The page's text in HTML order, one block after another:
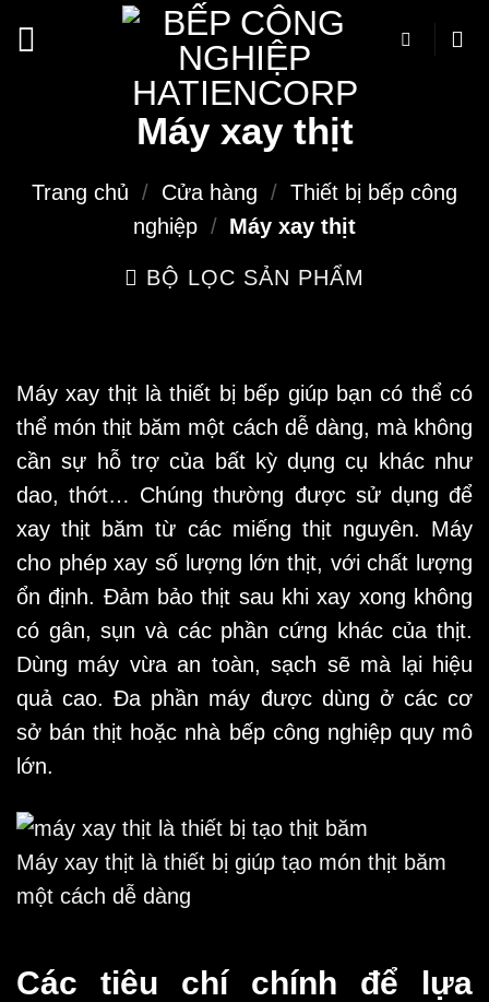
qua
Máy xay thịt
Trang chủ / Cửa hàng / Thiết bị bếp công
nghiệp / Máy xay thịt
BỘ LỌC SẢN PHẨM
Máy xay thịt là thiết bị bếp giúp bạn có thể có
thể món thịt băm một cách dễ dàng, mà không
cần sự hỗ trợ của bất kỳ dụng cụ khác như
dao, thớt… Chúng thường được sử dụng để
xay thịt băm từ các miếng thịt nguyên. Máy
cho phép xay số lượng lớn thịt, với chất lượng
ổn định. Đảm bảo thịt sau khi xay xong không
có gân, sụn và các phần cứng khác của thịt.
Dùng máy vừa an toàn, sạch sẽ mà lại hiệu
quả cao. Đa phần máy được dùng ở các cơ
sở bán thịt hoặc nhà bếp công nghiệp quy mô
lớn.
Máy xay thịt là thiết bị giúp tạo món thịt băm
một cách dễ dàng
Các tiêu chí chính để lựa